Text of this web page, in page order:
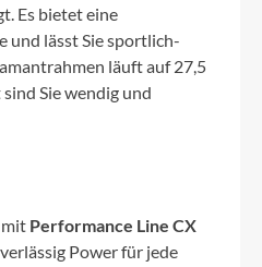
Es bietet eine
und lässt Sie sportlich-
läuft auf 27,5
Sie wendig und
mit Performance Line CX
Power für jede